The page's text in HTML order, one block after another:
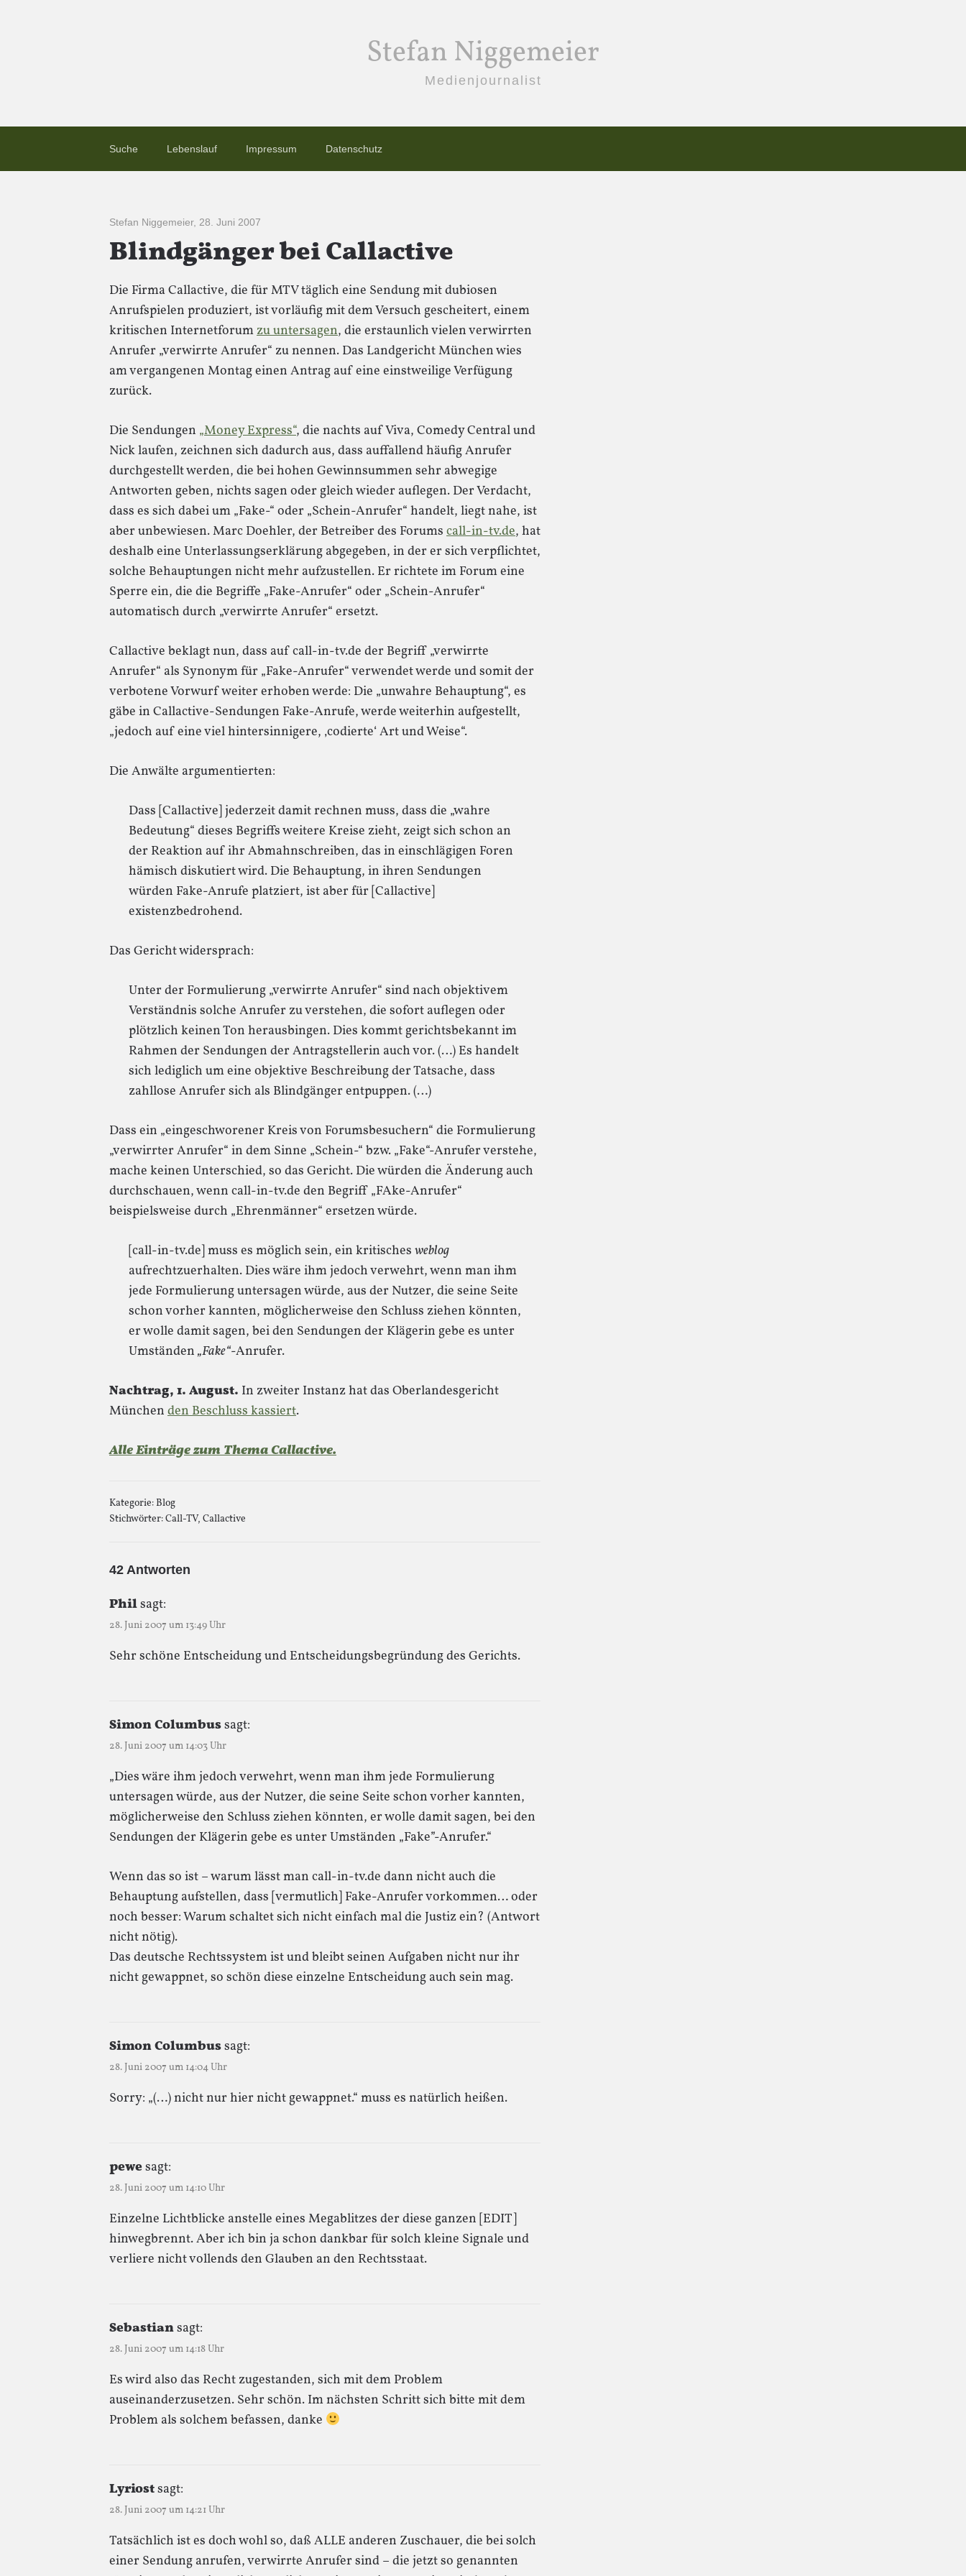
Stefan Niggemeier
Medienjournalist
Suche Lebenslauf Impressum Datenschutz
Stefan Niggemeier, 28. Juni 2007
Blindgänger bei Callactive
Die Firma Callactive, die für MTV täglich eine Sendung mit dubiosen
Anrufspielen produziert, ist vorläufig mit dem Versuch gescheitert, einem
kritischen Internetforumzu untersagen, die erstaunlich vielen verwirrten
Anrufer „verwirrte Anrufer“ zu nennen. Das Landgericht München wies
am vergangenen Montag einen Antrag auf eine einstweilige Verfügung
zurück.
Die Sendungen „Money Express“, die nachts auf Viva, Comedy Central und
Nick laufen, zeichnen sich dadurch aus, dass auffallend häufig Anrufer
durchgestellt werden, die bei hohen Gewinnsummen sehr abwegige
Antworten geben, nichts sagen oder gleich wieder auflegen. Der Verdacht,
dass es sich dabei um „Fake-“ oder „Schein-Anrufer“ handelt, liegt nahe, ist
aber unbewiesen. Marc Doehler, der Betreiber des Forums call-in-tv.de, hat
deshalb eine Unterlassungserklärung abgegeben, in der er sich verpflichtet,
solche Behauptungen nicht mehr aufzustellen. Er richtete im Forum eine
Sperre ein, die die Begriffe „Fake-Anrufer“ oder „Schein-Anrufer“
automatisch durch „verwirrte Anrufer“ ersetzt.
Callactive beklagt nun, dass auf call-in-tv.de der Begriff „verwirrte
Anrufer“ als Synonym für „Fake-Anrufer“ verwendet werde und somit der
verbotene Vorwurf weiter erhoben werde: Die „unwahre Behauptung“, es
gäbe in Callactive-Sendungen Fake-Anrufe, werde weiterhin aufgestellt,
„jedoch auf eine viel hintersinnigere, ‚codierte‘ Art und Weise“.
Die Anwälte argumentierten:
Dass [Callactive] jederzeit damit rechnen muss, dass die „wahre
Bedeutung“ dieses Begriffs weitere Kreise zieht, zeigt sich schon an
der Reaktion auf ihr Abmahnschreiben, das in einschlägigen Foren
hämisch diskutiert wird. Die Behauptung, in ihren Sendungen
würden Fake-Anrufe platziert, ist aber für [Callactive]
existenzbedrohend.
Das Gericht widersprach:
Unter der Formulierung „verwirrte Anrufer“ sind nach objektivem
Verständnis solche Anrufer zu verstehen, die sofort auflegen oder
plötzlich keinen Ton herausbingen. Dies kommt gerichtsbekannt im
Rahmen der Sendungen der Antragstellerin auch vor. (…) Es handelt
sich lediglich um eine objektive Beschreibung der Tatsache, dass
zahllose Anrufer sich als Blindgänger entpuppen. (…)
Dass ein „eingeschworener Kreis von Forumsbesuchern“ die Formulierung
„verwirrter Anrufer“ in dem Sinne „Schein-“ bzw. „Fake“-Anrufer verstehe,
mache keinen Unterschied, so das Gericht. Die würden die Änderung auch
durchschauen, wenn call-in-tv.de den Begriff „FAke-Anrufer“
beispielsweise durch „Ehrenmänner“ ersetzen würde.
[call-in-tv.de] muss es möglich sein, ein kritisches weblog
aufrechtzuerhalten. Dies wäre ihm jedoch verwehrt, wenn man ihm
jede Formulierung untersagen würde, aus der Nutzer, die seine Seite
schon vorher kannten, möglicherweise den Schluss ziehen könnten,
er wolle damit sagen, bei den Sendungen der Klägerin gebe es unter
Umständen „Fake“-Anrufer.
Nachtrag, 1. August. In zweiter Instanz hat das Oberlandesgericht
München den Beschluss kassiert.
Alle Einträge zum Thema Callactive.
Kategorie:Blog
Stichwörter:Call-TV, Callactive
42 Antworten
Philsagt:
28. Juni 2007 um 13:49 Uhr
Sehr schöne Entscheidung und Entscheidungsbegründung des Gerichts.
Simon Columbussagt:
28. Juni 2007 um 14:03 Uhr
„Dies wäre ihm jedoch verwehrt, wenn man ihm jede Formulierung
untersagen würde, aus der Nutzer, die seine Seite schon vorher kannten,
möglicherweise den Schluss ziehen könnten, er wolle damit sagen, bei den
Sendungen der Klägerin gebe es unter Umständen „Fake”-Anrufer.“
Wenn das so ist – warum lässt man call-in-tv.de dann nicht auch die
Behauptung aufstellen, dass [vermutlich] Fake-Anrufer vorkommen… oder
noch besser: Warum schaltet sich nicht einfach mal die Justiz ein? (Antwort
nicht nötig).
Das deutsche Rechtssystem ist und bleibt seinen Aufgaben nicht nur ihr
nicht gewappnet, so schön diese einzelne Entscheidung auch sein mag.
Simon Columbussagt:
28. Juni 2007 um 14:04 Uhr
Sorry: „(…) nicht nur hier nicht gewappnet.“ muss es natürlich heißen.
pewesagt:
28. Juni 2007 um 14:10 Uhr
Einzelne Lichtblicke anstelle eines Megablitzes der diese ganzen [EDIT]
hinwegbrennt. Aber ich bin ja schon dankbar für solch kleine Signale und
verliere nicht vollends den Glauben an den Rechtsstaat.
Sebastiansagt:
28. Juni 2007 um 14:18 Uhr
Es wird also das Recht zugestanden, sich mit dem Problem
auseinanderzusetzen. Sehr schön. Im nächsten Schritt sich bitte mit dem
Problem als solchem befassen, danke
Lyriostsagt:
28. Juni 2007 um 14:21 Uhr
Tatsächlich ist es doch wohl so, daß ALLE anderen Zuschauer, die bei solch
einer Sendung anrufen, verwirrte Anrufer sind – die jetzt so genannten